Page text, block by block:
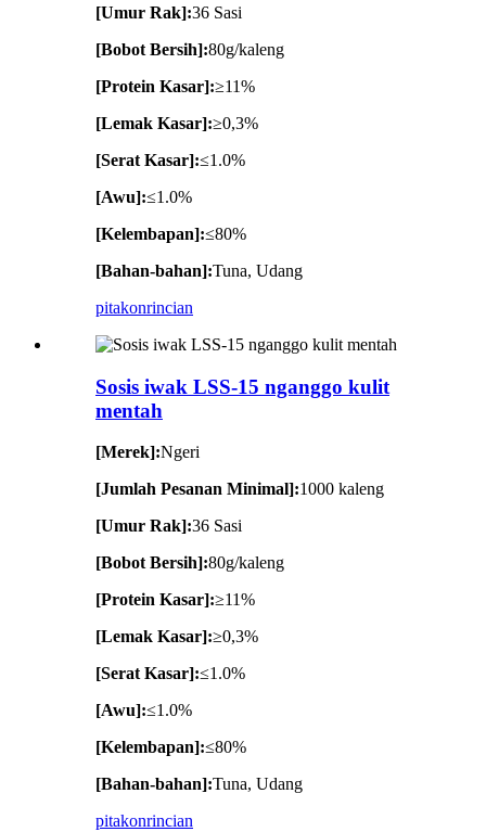
[Umur Rak]:36 Sasi
[Bobot Bersih]:80g/kaleng
[Protein Kasar]:≥11%
[Lemak Kasar]:≥0,3%
[Serat Kasar]:≤1.0%
[Awu]:≤1.0%
[Kelembapan]:≤80%
[Bahan-bahan]:Tuna, Udang
pitakonrincian
Sosis iwak LSS-15 nganggo kulit
mentah
[Merek]:Ngeri
[Jumlah Pesanan Minimal]:1000 kaleng
[Umur Rak]:36 Sasi
[Bobot Bersih]:80g/kaleng
[Protein Kasar]:≥11%
[Lemak Kasar]:≥0,3%
[Serat Kasar]:≤1.0%
[Awu]:≤1.0%
[Kelembapan]:≤80%
[Bahan-bahan]:Tuna, Udang
pitakonrincian